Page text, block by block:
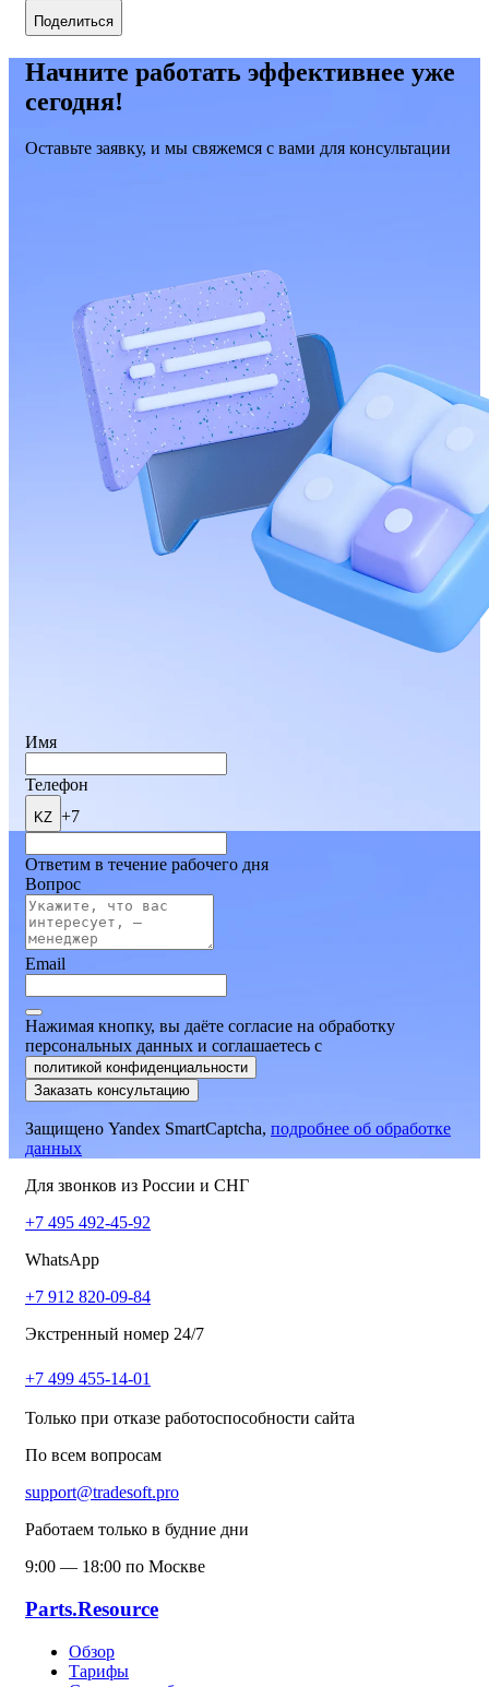
Поделиться
Начните работать эффективнее уже
сегодня!
Оставьте заявку, и мы свяжемся с вами для консультации
Имя
Телефон
KZ +7
Ответим в течение рабочего дня
Вопрос
Email
Нажимая кнопку, вы даёте согласие на обработку
персональных данных и соглашаетесь c
политикой конфиденциальности
Заказать консультацию
Защищено Yandex SmartCaptcha, подробнее об обработке
данных
Для звонков из России и СНГ
+7 495 492-45-92
WhatsApp
+7 912 820-09-84
Экстренный номер 24/7
+7 499 455-14-01
Только при отказе работоспособности сайта
По всем вопросам
support@tradesoft.pro
Работаем только в будние дни
9:00 — 18:00 по Москве
Parts.Resource
Обзор
Тарифы